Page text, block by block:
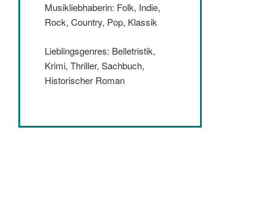
Musikliebhaberin: Folk, Indie,
Rock, Country, Pop, Klassik
Lieblingsgenres: Belletristik,
Krimi, Thriller, Sachbuch,
Historischer Roman